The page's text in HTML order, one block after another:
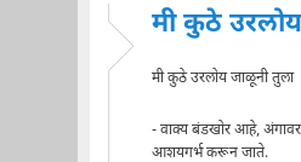
मी कुठे
मी कुठे उरलोय जाळूनी तुला
- वाक्य बंडखोर आहे, अंगावर
आशयगर्भ करून जाते.